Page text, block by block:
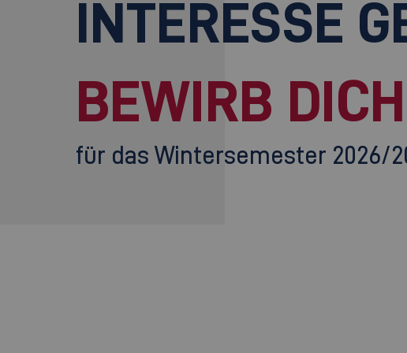
INTERESSE
BEWIRB
für das Wintersemester 2026/